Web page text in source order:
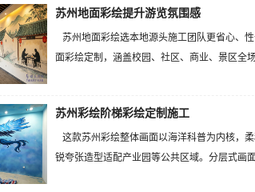
苏州地面彩绘提升游览氛围感
苏州地面彩绘选本地源头施工团队更省心、
面彩绘定制，涵盖校园、社区、商业、景区全
苏州彩绘阶梯彩绘定制施工
这款苏州彩绘整体画面以海洋科普为内核，
锐夸张造型适配产业园等公共区域。分层式画